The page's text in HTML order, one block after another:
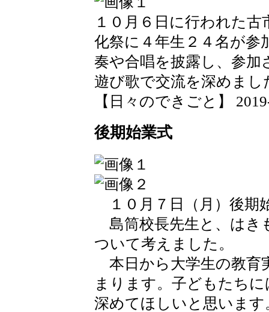
１０月６日に行われた
化祭に４年生２４名が参
奏や合唱を披露し、参加
遊び歌で交流を深めまし
【日々のできごと】
後期始業式
１０月７日（月）後期
島筒校長先生と、はき
ついて考えました。
本日から大学生の教育
まります。子どもたち
深めてほしいと思います